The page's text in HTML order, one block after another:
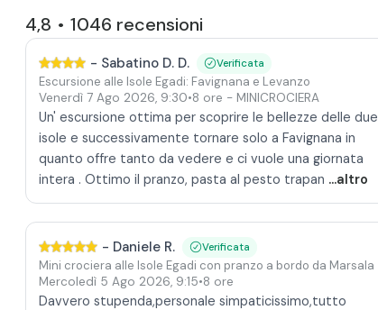
4,8 • 1046 recensioni
- Sabatino D. D. Verificata
Escursione alle Isole Egadi: Favignana e Levanzo
Venerdì 7 Ago 2026, 9:30•8 ore - MINICROCIERA
Un' escursione ottima per scoprire le bellezze delle due
isole e successivamente tornare solo a Favignana in
quanto offre tanto da vedere e ci vuole una giornata
intera . Ottimo il pranzo, pasta al pesto trapan ...altro
- Daniele R. Verificata
Mini crociera alle Isole Egadi con pranzo a bordo da Marsala
Mercoledì 5 Ago 2026, 9:15•8 ore
Davvero stupenda,personale simpaticissimo,tutto